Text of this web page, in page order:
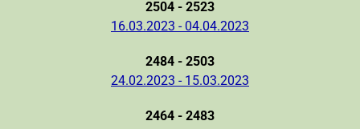
2504 - 2523
16.03.2023 - 04.04.2023
2484 - 2503
24.02.2023 - 15.03.2023
2464 - 2483